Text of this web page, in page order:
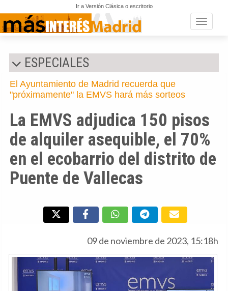
Ir a Versión Clásica o escritorio
Toggle
ESPECIALES
El Ayuntamiento de Madrid recuerda que
"próximamente" la EMVS hará más sorteos
La EMVS adjudica 150 pisos
de alquiler asequible, el 70%
en el ecobarrio del distrito de
Puente de Vallecas
09 de noviembre de 2023, 15:18h